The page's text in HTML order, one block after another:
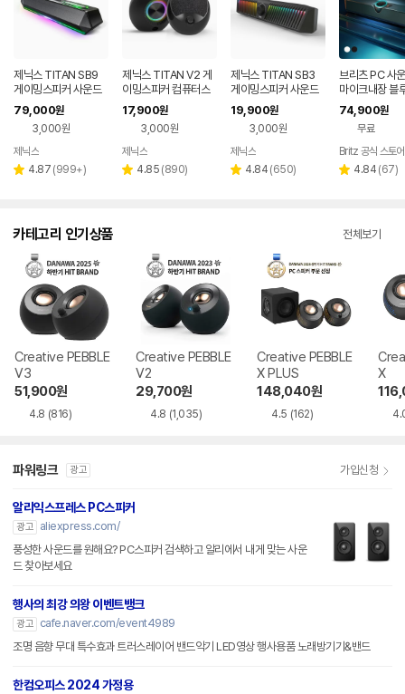
제닉스 TITAN SB9
게이밍스피커 사운드
바 컴퓨터스피커
79,000원
3,000원
페이
제닉스
별 4.87 리
(999+)
제닉스 TITAN V2 게
이밍스피커 컴퓨터스
피커
17,900원
3,000원
페이
제닉스
별 4.85 리
(890)
제닉스 TITAN SB3
게이밍스피커 사운드
바 컴퓨터스피커
19,900원
3,000원
페이
제닉스
별 4.84 리
(650)
브리츠 PC 사
마이크내장 블
5.4 5in1 TV
T900BT
74,900원
무료
Britz 공식 스토어
별 4.84 리
(67)
카테고리 인기상품 전체보기
Creative PEBBLE
V3
51,900원
4.8 (816)
Creative PEBBLE
V2
29,700원
4.8 (1,035)
Creative PEBBLE
X PLUS
148,040원
4.5 (162)
X
파워링크 광고 가입신청
알리익스프레스 PC스피커
광고
aliexpress.com/
풍성한 사운드를 원해요? PC스피커 검색하고 알리에서 내게 맞는 사운
드 찾아보세요
행사의 최강 의왕 이벤트뱅크
광고
cafe.naver.com/event4989
조명 음향 무대 특수효과 트러스레이어 밴드악기 LED영상 행사용품 노래방기기&밴드
한컴오피스 2024 가정용